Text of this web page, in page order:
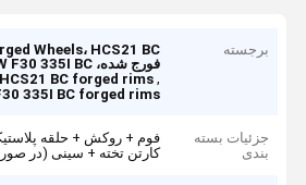
برجسته
فورج شده، BMW F30 335I BC رینگ فورج شده
,
HCS21 BC forged rims
335I BC forged rims
جزئیات بسته
بندی
فوم + روکش + حلقه
کارتن تخته + سینی (در